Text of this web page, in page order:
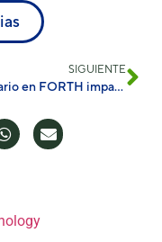
SIGUIENTE
Seminario en FORTH impartido por Francesco Dondero